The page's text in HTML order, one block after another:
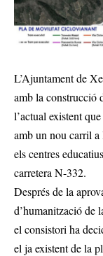
L’Ajuntament de
amb la construcció
l’actual existent
amb un nou carril a
els centres
carretera N-332.
Després de la
d’humanització de
el consistori ha
el ja existent de la